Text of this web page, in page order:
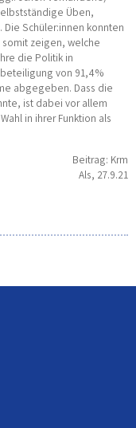
Üben,
Schüler:innen konnten
zeigen, welche
die Politik in
von 91,4%
abgegeben. Dass die
ist dabei vor allem
in ihrer Funktion als
Beitrag: Krm
Als, 27.9.21